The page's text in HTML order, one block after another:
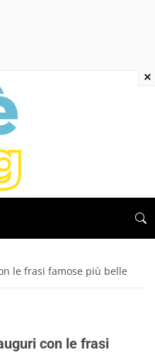
le frasi famose più belle
con le frasi
×